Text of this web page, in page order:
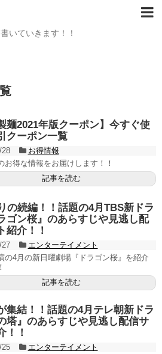
いていきます！！
麺2021年版クーポン】今すぐ使
クーポン一覧
28
お得情報
お得な情報をお届けします！！
記事を読む
の続編！！話題の4月TBS新ドラ
ゴン桜』のあらすじや見逃し配
紹介！！
27
エンターテイメント
の4月の新日曜劇場『ドラゴン桜』を紹介
記事を読む
集結！！話題の4月テレ朝新ドラ
塔』のあらすじや見逃し配信サ
！！
25
エンターテイメント